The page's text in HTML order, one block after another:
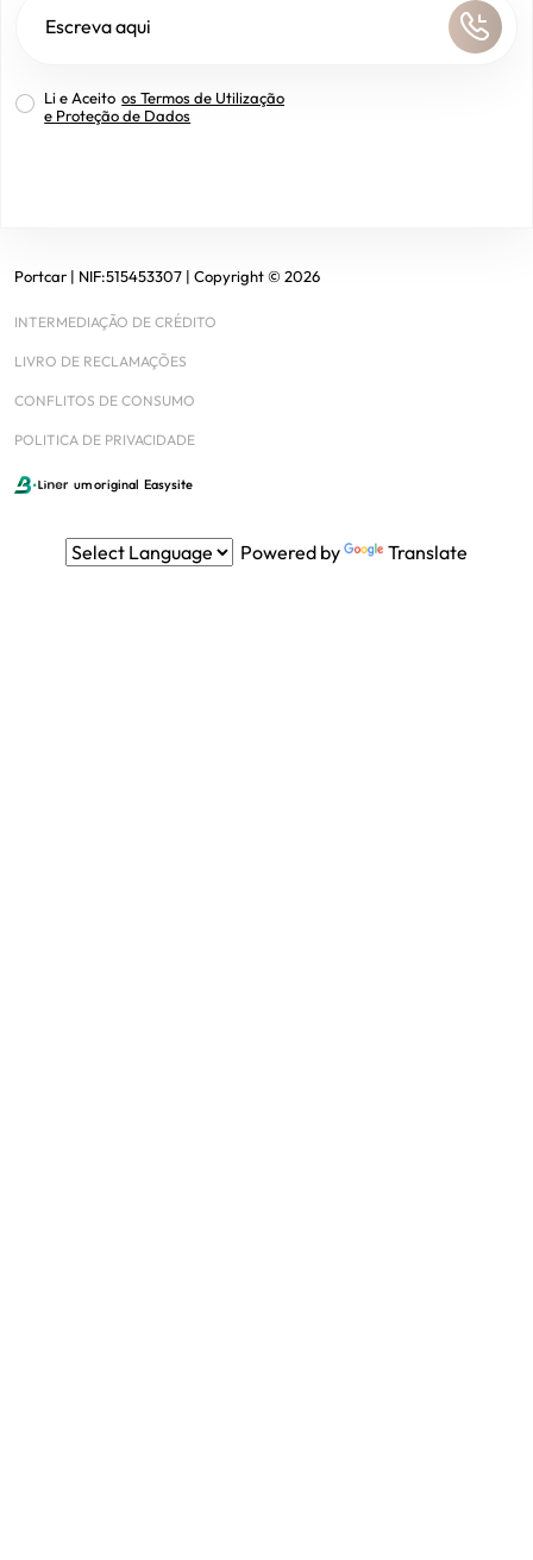
Li e Aceito os Termos de Utilização
e Proteção de Dados
Portcar | NIF:515453307 | Copyright © 2026
INTERMEDIAÇÃO DE CRÉDITO
LIVRO DE RECLAMAÇÕES
CONFLITOS DE CONSUMO
POLITICA DE PRIVACIDADE
um original Easysite
Powered by Translate